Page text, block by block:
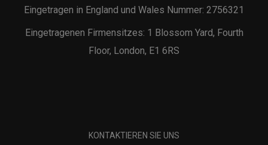
Eingetragen in England und Wales Nummer: 2756321
Eingetragenen Firmensitzes: 1 Blossom Yard, Fourth
Floor, London, E1 6RS
KONTAKTIEREN SIE UNS